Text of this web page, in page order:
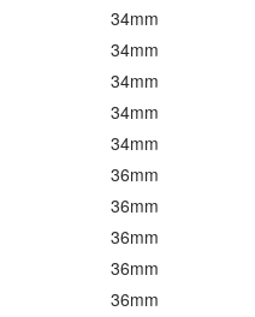
34mm
34mm
34mm
34mm
34mm
36mm
36mm
36mm
36mm
36mm